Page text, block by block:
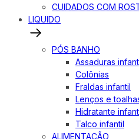
CUIDADOS COM
LIQUIDO
PÓS BANHO
Assaduras
Colônias
Fraldas infantil
Lenços e
Hidratante
Talco infantil
ALIMENTAÇÃO